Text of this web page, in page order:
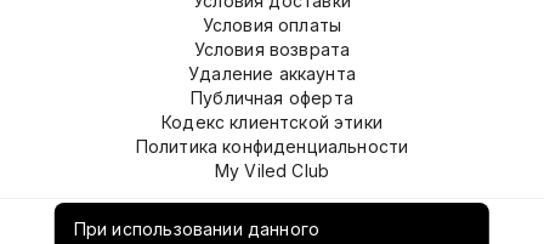
При использовании данного
О компании
Условия оплаты
Условия возврата
Удаление аккаунта
Публичная оферта
Кодекс клиентской этики
Политика конфиденциальности
My Viled Club